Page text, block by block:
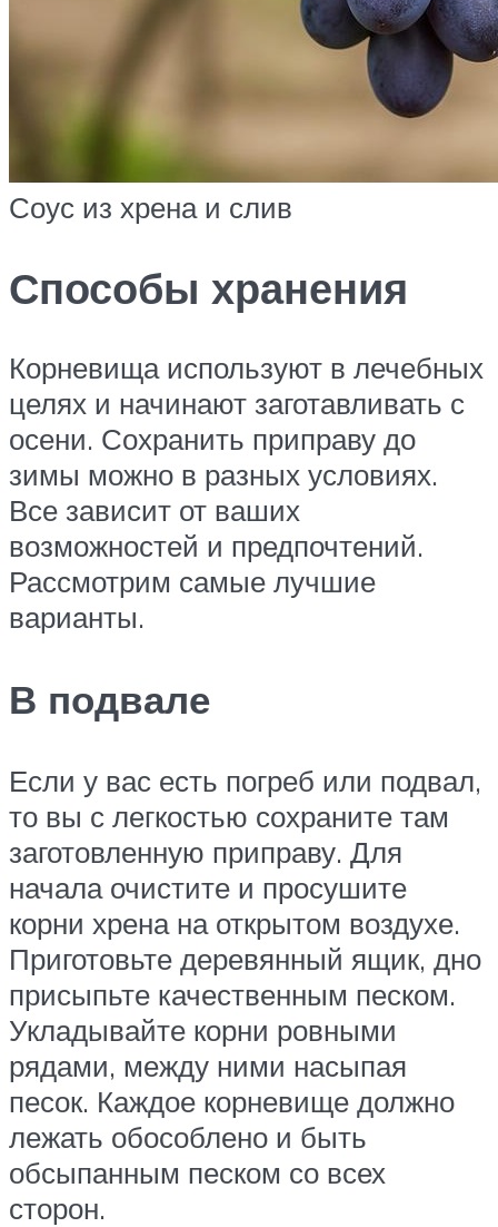
Соус из хрена и слив
Способы хранения
Корневища используют в лечебных
целях и начинают заготавливать с
осени. Сохранить приправу до
зимы можно в разных условиях.
Все зависит от ваших
возможностей и предпочтений.
Рассмотрим самые лучшие
варианты.
В подвале
Если у вас есть погреб или подвал,
то вы с легкостью сохраните там
заготовленную приправу. Для
начала очистите и просушите
корни хрена на открытом воздухе.
Приготовьте деревянный ящик, дно
присыпьте качественным песком.
Укладывайте корни ровными
рядами, между ними насыпая
песок. Каждое корневище должно
лежать обособлено и быть
обсыпанным песком со всех
сторон.